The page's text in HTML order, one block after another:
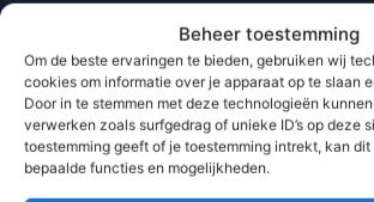
Beheer toestemming
Om de beste ervaringen te bieden, gebruiken wij
cookies om informatie over je apparaat op te slaan
Door in te stemmen met deze technologieën
verwerken zoals surfgedrag of unieke ID’s op deze
toestemming geeft of je toestemming intrekt, kan
bepaalde functies en mogelijkheden.